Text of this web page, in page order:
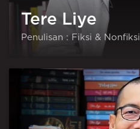
Tere Liye
Penulisan : Fiksi & Nonfiksi